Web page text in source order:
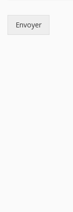
Envoyer